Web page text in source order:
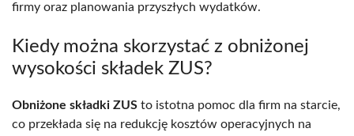
firmy oraz planowania przyszłych wydatków.
Kiedy można skorzystać z obniżonej
wysokości składek ZUS?
Obniżone składki ZUS to istotna pomoc dla firm na starcie,
co przekłada się na redukcję kosztów operacyjnych na